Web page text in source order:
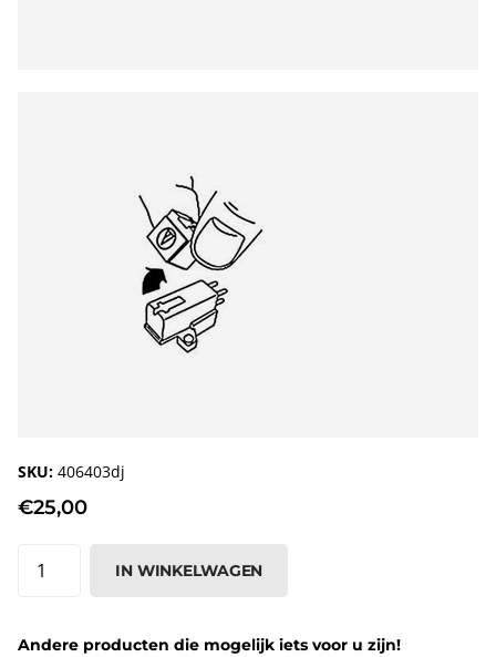
SKU: 406403dj
€25,00
IN WINKELWAGEN
Andere producten die mogelijk iets voor u zijn!